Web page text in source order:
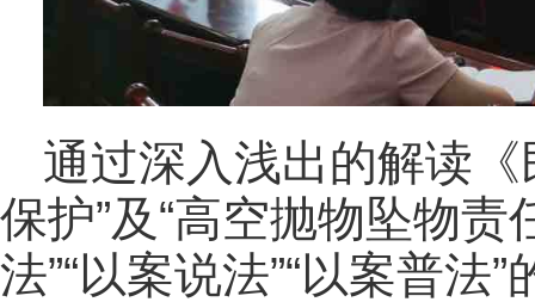
通过深入浅出的解读
保护”及“高空抛物坠物责
法”“以案说法”“以案普法